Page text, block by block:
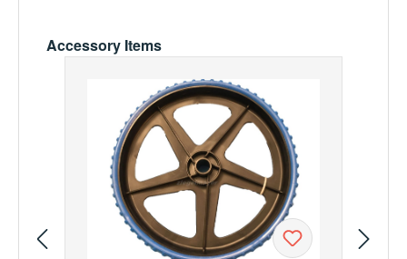
Produktgalerie überspringen
Accessory Items